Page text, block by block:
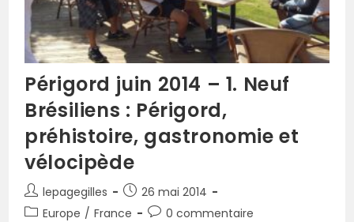
Périgord juin 2014 – 1. Neuf
Brésiliens : Périgord,
préhistoire, gastronomie et
vélocipède
lepagegilles
26 mai 2014
Europe / France 0 commentaire